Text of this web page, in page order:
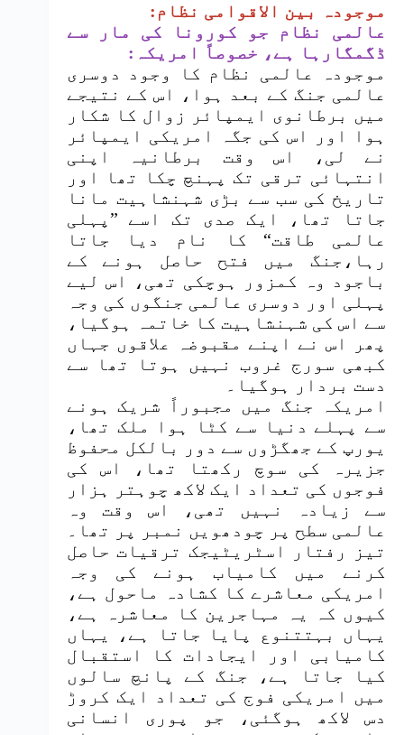
موجودہ بین الاقوامی نظام:
عالمی نظام جو کورونا کی مار سے
ڈگمگارہا ہے، خصوصاً امریکہ:
موجودہ عالمی نظام کا وجود دوسری
عالمی جنگ کے بعد ہوا، اس کے نتیجے
میں برطانوی ایمپائر زوال کا شکار
ہوا اور اس کی جگہ امریکی ایمپائر
نے لی، اس وقت برطانیہ اپنی
انتہائی ترقی تک پہنچ چکا تھا اور
تاریخ کی سب سے بڑی شہنشاہیت مانا
جاتا تھا، ایک صدی تک اسے ”پہلی
عالمی طاقت“ کا نام دیا جاتا
رہا،جنگ میں فتح حاصل ہونے کے
باجود وہ کمزور ہوچکی تھی، اس لیے
پہلی اور دوسری عالمی جنگوں کی وجہ
سے اس کی شہنشاہیت کا خاتمہ ہوگیا،
پھر اس نے اپنے مقبوضہ علاقوں جہاں
کبھی سورج غروب نہیں ہوتا تھا سے
دست بردار ہوگیا۔
امریکہ جنگ میں مجبوراً شریک ہونے
سے پہلے دنیا سے کٹا ہوا ملک تھا،
یورپ کے جھگڑوں سے دور بالکل محفوظ
جزیرہ کی سوچ رکھتا تھا، اس کی
فوجوں کی تعداد ایک لاکھ چوہتر ہزار
سے زیادہ نہیں تھی، اس وقت وہ
عالمی سطح پر چودھویں نمبر پر تھا۔
تیز رفتار اسٹریٹیجک ترقیات حاصل
کرنے میں کامیاب ہونے کی وجہ
امریکی معاشرے کا کشادہ ماحول ہے،
کیوں کہ یہ مہاجرین کا معاشرہ ہے،
یہاں بہتتنوع پایا جاتا ہے، یہاں
کامیابی اور ایجادات کا استقبال
کیا جاتا ہے، جنگ کے پانچ سالوں
میں امریکی فوج کی تعداد ایک کروڑ
دس لاکھ ہوگئی، جو پوری انسانی